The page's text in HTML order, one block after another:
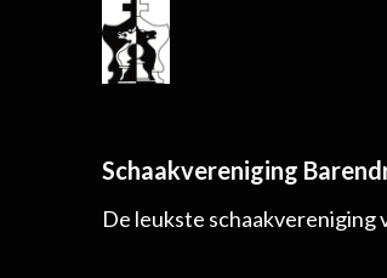
Schaakvereniging
De leukste schaakvereniging